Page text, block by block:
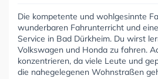
Die kompetente und wohlgesinnte
wunderbaren Fahrunterricht und
Service in Bad Dürkheim. Du wirst
Volkswagen und Honda zu fahren.
konzentrieren, da viele Leute und
die nahegelegenen Wohnstraßen